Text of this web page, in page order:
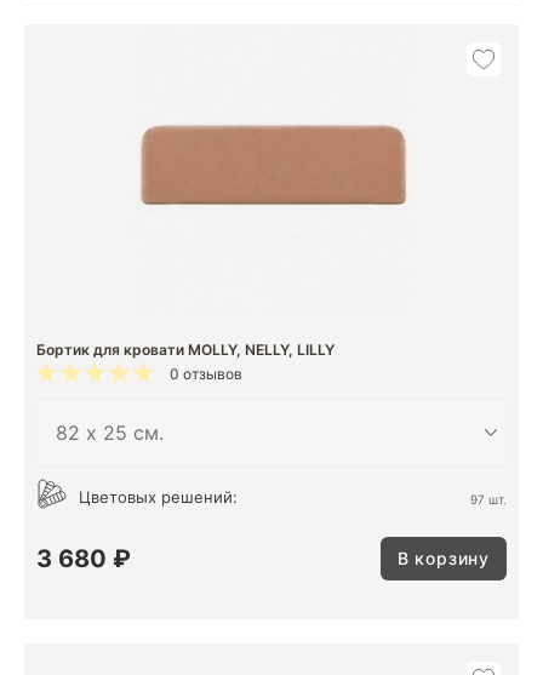
Бортик для кровати MOLLY, NELLY, LILLY
0 отзывов
Цветовых решений: 97 шт.
3 680 ₽ В корзину